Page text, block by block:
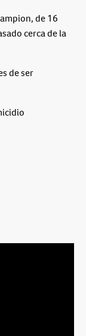
de 16
cerca de la
de ser